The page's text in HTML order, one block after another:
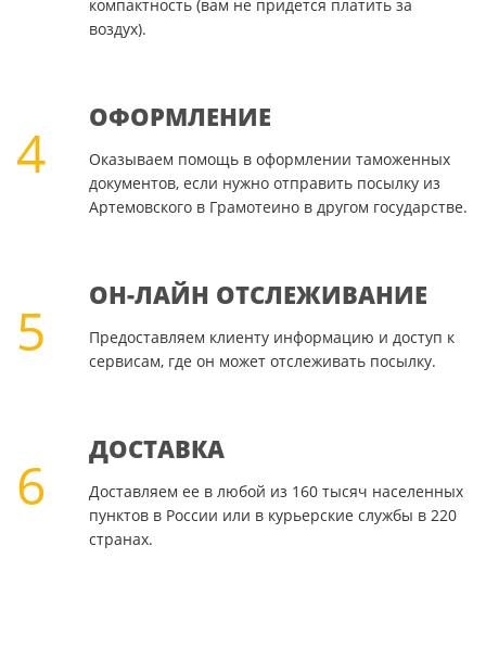
компактность (вам не придется платить за
воздух).
4
ОФОРМЛЕНИЕ
Оказываем помощь в оформлении таможенных
документов, если нужно отправить посылку из
Артемовского в Грамотеино в другом государстве.
5
ОН-ЛАЙН ОТСЛЕЖИВАНИЕ
Предоставляем клиенту информацию и доступ к
сервисам, где он может отслеживать посылку.
6
ДОСТАВКА
Доставляем ее в любой из 160 тысяч населенных
пунктов в России или в курьерские службы в 220
странах.